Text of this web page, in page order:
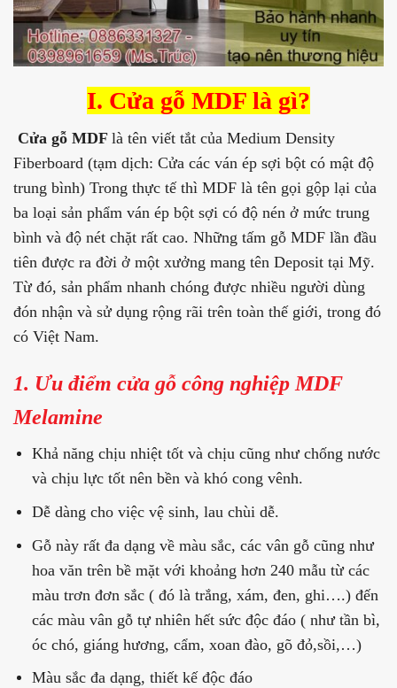
I. Cửa gỗ MDF là gì?
Cửa gỗ MDF là tên viết tắt của Medium Density
Fiberboard (tạm dịch: Cửa các ván ép sợi bột có mật độ
trung bình) Trong thực tế thì MDF là tên gọi gộp lại của
ba loại sản phẩm ván ép bột sợi có độ nén ở mức trung
bình và độ nét chặt rất cao. Những tấm gỗ MDF lần đầu
tiên được ra đời ở một xưởng mang tên Deposit tại Mỹ.
Từ đó, sản phẩm nhanh chóng được nhiều người dùng
đón nhận và sử dụng rộng rãi trên toàn thế giới, trong đó
có Việt Nam.
1. Ưu điểm cửa gỗ công nghiệp MDF
Melamine
Khả năng chịu nhiệt tốt và chịu cũng như chống nước
và chịu lực tốt nên bền và khó cong vênh.
Dễ dàng cho việc vệ sinh, lau chùi dễ.
Gỗ này rất đa dạng về màu sắc, các vân gỗ cũng như
hoa văn trên bề mặt với khoảng hơn 240 mẫu từ các
màu trơn đơn sắc ( đó là trắng, xám, đen, ghi….) đến
các màu vân gỗ tự nhiên hết sức độc đáo ( như tần bì,
óc chó, giáng hương, cẩm, xoan đào, gõ đỏ,sồi,…)
Màu sắc đa dạng, thiết kế độc đáo